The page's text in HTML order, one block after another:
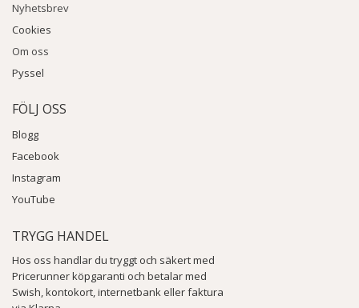
Nyhetsbrev
Cookies
Om oss
Pyssel
FÖLJ OSS
Blogg
Facebook
Instagram
YouTube
TRYGG HANDEL
Hos oss handlar du tryggt och säkert med
Pricerunner köpgaranti och betalar med
Swish, kontokort, internetbank eller faktura